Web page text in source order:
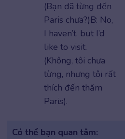
(Bạn đã từng đến
Paris chưa?)B: No,
I haven’t, but I’d
like to visit.
(Không, tôi chưa
từng, nhưng tôi rất
thích đến thăm
Paris).
Có thể bạn quan tâm: